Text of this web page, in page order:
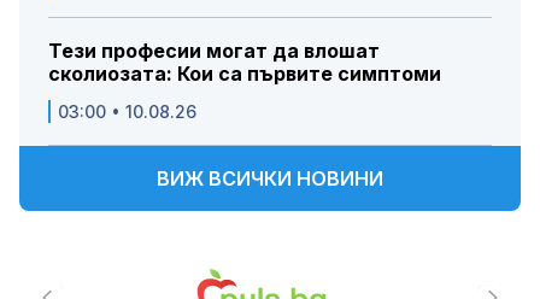
Тези професии могат да влошат
сколиозата: Кои са първите симптоми
03:00 • 10.08.26
ВИЖ ВСИЧКИ НОВИНИ